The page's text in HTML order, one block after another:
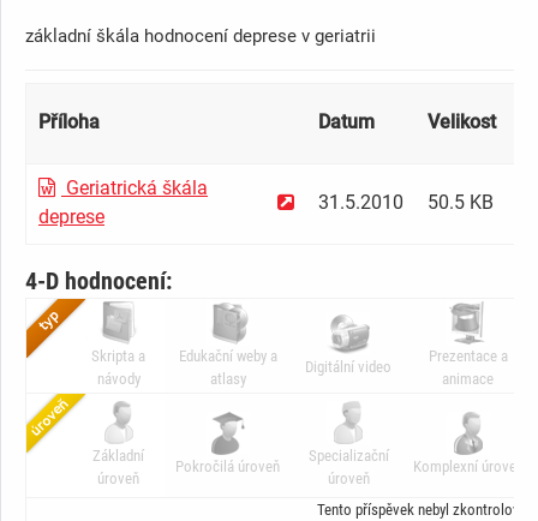
základní škála hodnocení deprese v geriatrii
Příloha Datum Velikost
Geriatrická škála
deprese
31.5.2010 50.5 KB
4-D hodnocení:
Skripta a
návody
Edukační weby a
atlasy
Digitální video
Prezentace a
animace
Základní
úroveň
Pokročilá úroveň
Specializační
úroveň
Komplexní úroveň
Tento příspěvek nebyl